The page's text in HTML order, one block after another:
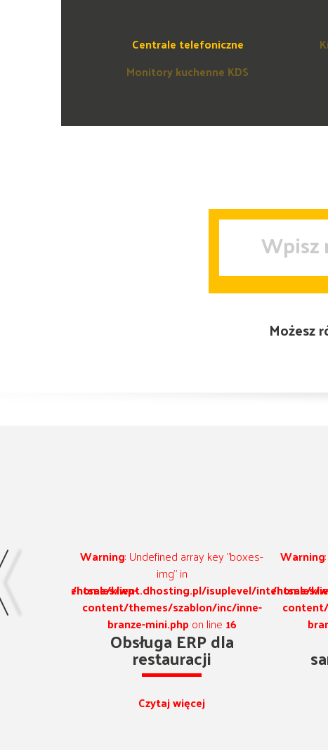
Centrale telefoniczne
Monitory kuchenne KDS
Możesz
key "boxes-
isuplevel/intentsales/wp-
inc/inne-
Warning: Undefined array key "boxes-
img" in
/home/klient.dhosting.pl/isuplevel/
content/themes/szablon/inc/inne-
branze-mini.phpon line
Kioski
samoobsługowe
Czytaj więcej
/home/